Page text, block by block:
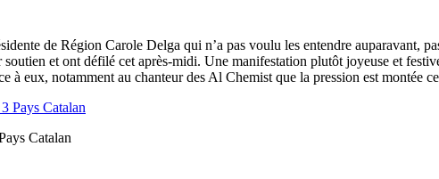
de Région Carole Delga qui n’a pas voulu les entendre auparavant,
soutien et ont défilé cet après-midi. Une manifestation plutôt joyeuse et
à eux, notamment au chanteur des Al Chemist que la pression est montée
Catalan